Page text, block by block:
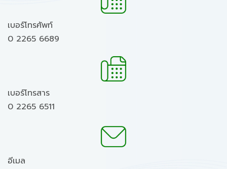
เบอร์โทรศัพท์
0 2265 6689
เบอร์โทรสาร
0 2265 6511
อีเมล